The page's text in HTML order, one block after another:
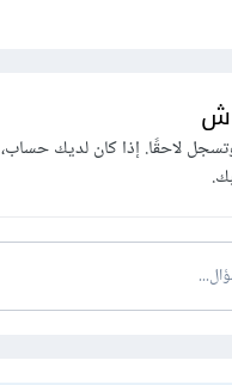
لاحقًا. إذا كان لديك حساب،